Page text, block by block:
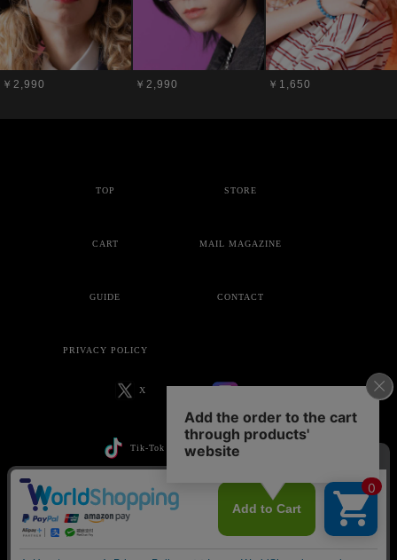
￥2,990 ￥2,990 ￥1,650
TOP STORE
CART MAIL MAGAZINE
GUIDE CONTACT
PRIVACY POLICY
X
Tik-Tok
Copyright © ankoROCK all rights reserved.